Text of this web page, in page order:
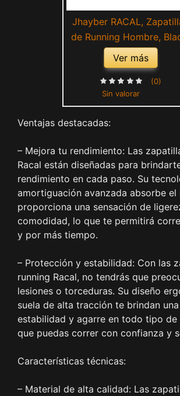
Jhayber RACAL,
de Running Hombre,
42 EU
Ver más
Sin valorar
(0)
Ventajas destacadas:
– Mejora tu rendimiento: Las
Racal están diseñadas para
rendimiento en cada paso. Su
amortiguación avanzada absorbe
proporciona una sensación de
comodidad, lo que te permitirá
y por más tiempo.
– Protección y estabilidad: Con las
running Racal, no tendrás que
lesiones o torceduras. Su diseño
suela de alta tracción te brindan
estabilidad y agarre en todo tipo de
que puedas correr con confianza y
Características técnicas:
– Material de alta calidad: Las